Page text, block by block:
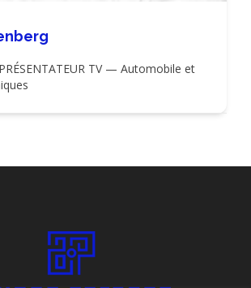
TV — Automobile et